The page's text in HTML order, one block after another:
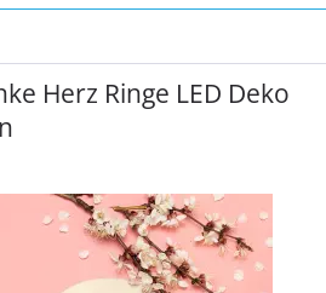
Herz Ringe LED Deko